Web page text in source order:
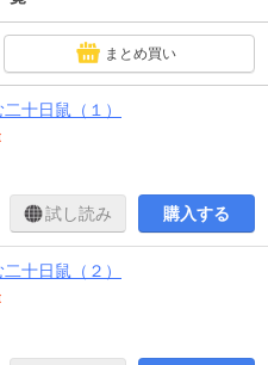
まとめ買い
十日鼠（１）
試し読み 購入する
十日鼠（２）